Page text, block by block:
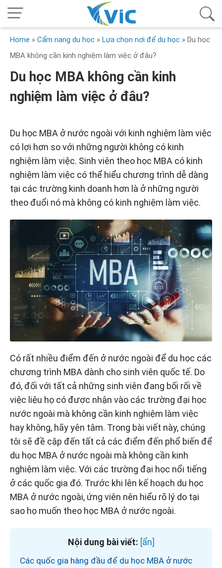
Home » Cẩm nang du học » Lựa chọn nơi để du học » Du học
MBA không cần kinh nghiệm làm việc ở đâu?
Du học MBA không cần kinh
nghiệm làm việc ở đâu?
Du học MBA ở nước ngoài với kinh nghiệm làm việc
có lợi hơn so với những người không có kinh
nghiệm làm việc. Sinh viên theo học MBA có kinh
nghiệm làm việc có thể hiểu chương trình dễ dàng
tại các trường kinh doanh hơn là ở những người
theo đuổi nó mà không có kinh nghiệm làm việc.
Có rất nhiều điểm đến ở nước ngoài để du học các
chương trình MBA dành cho sinh viên quốc tế. Do
đó, đối với tất cả những sinh viên đang bối rối về
việc liệu họ có được nhận vào các trường đại học
nước ngoài mà không cần kinh nghiệm làm việc
hay không, hãy yên tâm. Trong bài viết này, chúng
tôi sẽ đề cập đến tất cả các điểm đến phổ biến để
du học MBA ở nước ngoài mà không cần kinh
nghiệm làm việc. Với các trường đại học nổi tiếng
ở các quốc gia đó. Trước khi lên kế hoạch du học
MBA ở nước ngoài, ứng viên nên hiểu rõ lý do tại
sao họ muốn theo học MBA ở nước ngoài.
Nội dung bài viết:
Các quốc gia hàng đầu để du học MBA ở nước